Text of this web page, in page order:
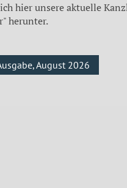
hier unsere aktuelle
herunter.
August 2026